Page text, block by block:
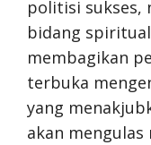
politisi sukses,
bidang
membagikan
terbuka
yang
akan